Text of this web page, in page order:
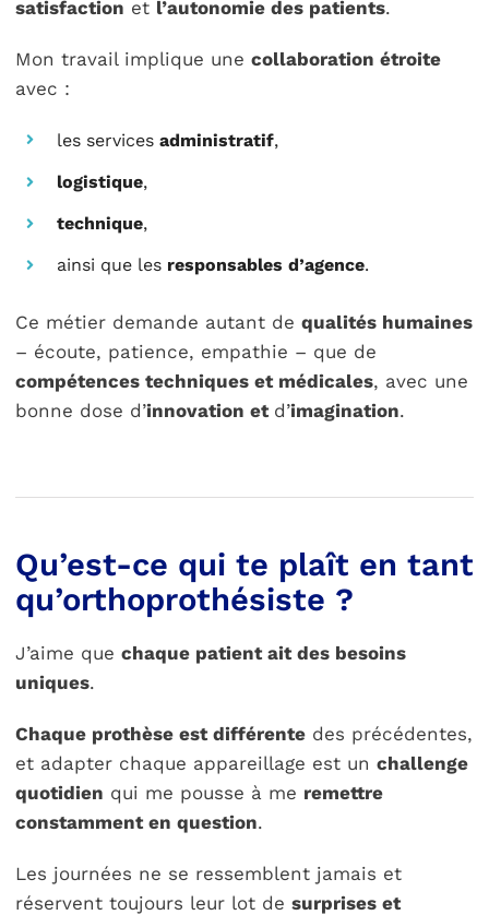
satisfaction et l’autonomie des patients.
Mon travail implique une collaboration étroite
avec :
les servicesadministratif,
logistique,
technique,
ainsi que les responsables d’agence.
Ce métier demande autant de qualités humaines
– écoute, patience, empathie – que de
compétences techniques et médicales, avec une
bonne dose d’innovation et d’imagination.
Qu’est-ce qui te plaît en tant
qu’orthoprothésiste ?
J’aime que chaque patient ait des besoins
uniques.
Chaque prothèse est différentedes précédentes,
et adapter chaque appareillage est un challenge
quotidien qui me pousse à me remettre
constamment en question.
Les journées ne se ressemblent jamais et
réservent toujours leur lot de surprises et